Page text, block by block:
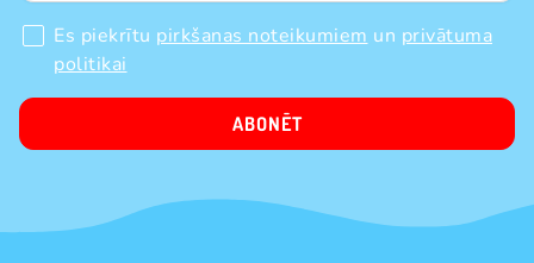
Es piekrītu pirkšanas noteikumiem un privātuma
politikai
ABONĒT